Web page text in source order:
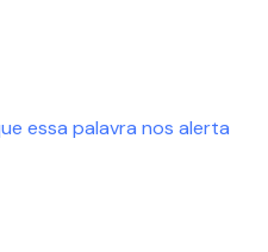
essa palavra nos alerta